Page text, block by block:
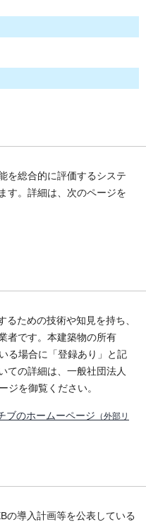
を総合的に評価するシステ
す。詳細は、次のページを
ための技術や知見を持ち、
者です。本建築物の所有
る場合に「登録あり」と記
ての詳細は、一般社団法人
ジを御覧ください。
ブのホームーページ （外部リ
の導入計画等を公表している